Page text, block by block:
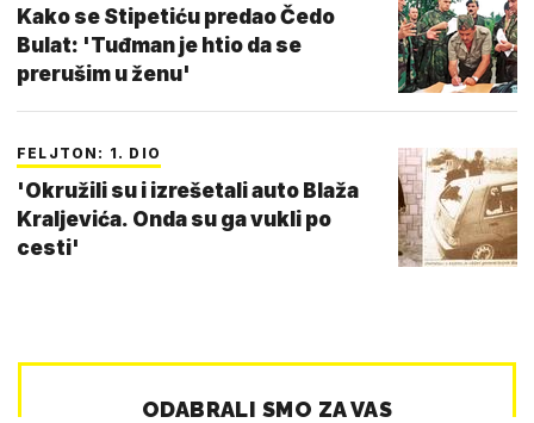
Kako se Stipetiću predao Čedo
Bulat: 'Tuđman je htio da se
prerušim u ženu'
FELJTON: 1. DIO
'Okružili su i izrešetali auto Blaža
Kraljevića. Onda su ga vukli po
cesti'